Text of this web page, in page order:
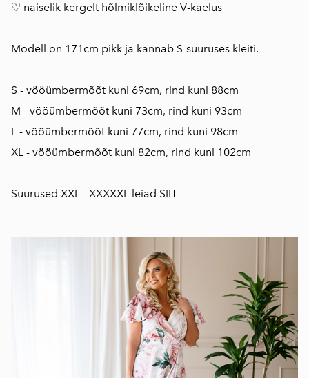
♡ naiselik kergelt hõlmiklõikeline V-kaelus
Modell on 171cm pikk ja kannab S-suuruses kleiti.
S - vööümbermõõt kuni 69cm, rind kuni 88cm
M - vööümbermõõt kuni 73cm, rind kuni 93cm
L - vööümbermõõt kuni 77cm, rind kuni 98cm
XL - vööümbermõõt kuni 82cm, rind kuni 102cm
Suurused XXL - XXXXXL leiad SIIT